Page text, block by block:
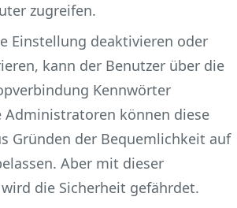
zugreifen.
Einstellung deaktivieren oder
kann der Benutzer über die
Kennwörter
Administratoren können diese
Gründen der Bequemlichkeit auf
Aber mit dieser
die Sicherheit gefährdet.